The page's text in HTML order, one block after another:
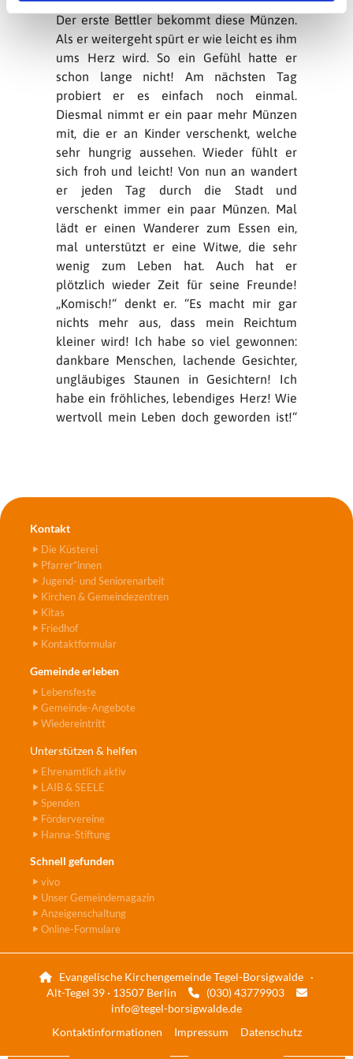
Der erste Bettler bekommt diese Münzen.
Als er weitergeht spürt er wie leicht es ihm
ums Herz wird. So ein Gefühl hatte er
schon lange nicht! Am nächsten Tag
probiert er es einfach noch einmal.
Diesmal nimmt er ein paar mehr Münzen
mit, die er an Kinder verschenkt, welche
sehr hungrig aussehen. Wieder fühlt er
sich froh und leicht! Von nun an wandert
er jeden Tag durch die Stadt und
verschenkt immer ein paar Münzen. Mal
lädt er einen Wanderer zum Essen ein,
mal unterstützt er eine Witwe, die sehr
wenig zum Leben hat. Auch hat er
plötzlich wieder Zeit für seine Freunde!
„Komisch!“ denkt er. “Es macht mir gar
nichts mehr aus, dass mein Reichtum
kleiner wird! Ich habe so viel gewonnen:
dankbare Menschen, lachende Gesichter,
ungläubiges Staunen in Gesichtern! Ich
habe ein fröhliches, lebendiges Herz! Wie
wertvoll mein Leben doch geworden ist!“
Kontakt
Die Küsterei
Pfarrer*innen
Jugend- und Seniorenarbeit
Kirchen & Gemeindezentren
Kitas
Friedhof
Kontaktformular
Gemeinde erleben
Lebensfeste
Gemeinde-Angebote
Wiedereintritt
Unterstützen & helfen
Ehrenamtlich aktiv
LAIB & SEELE
Spenden
Fördervereine
Hanna-Stiftung
Schnell gefunden
vivo
Unser Gemeindemagazin
Anzeigenschaltung
Online-Formulare

Evangelische Kirchengemeinde Tegel-Borsigwalde ·
Alt-Tegel 39 · 13507 Berlin
(030) 43779903 
info@tegel-borsigwalde.de
Kontaktinformationen
Impressum Datenschutz